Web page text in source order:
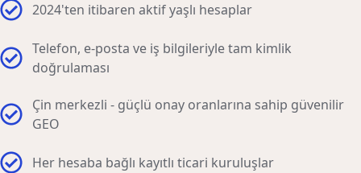
2024'ten itibaren aktif yaşlı hesaplar
Telefon, e-posta ve iş bilgileriyle tam kimlik
doğrulaması
Çin merkezli - güçlü onay oranlarına sahip güvenilir
GEO
Her hesaba bağlı kayıtlı ticari kuruluşlar